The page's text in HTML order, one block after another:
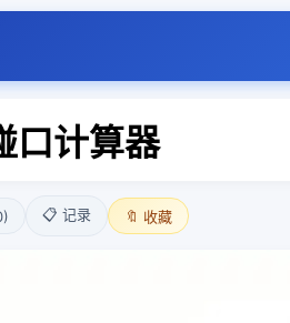
口计算器
📋 记录 🔖 收藏